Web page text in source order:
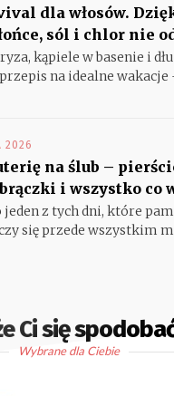
dla włosów.
sól i chlor nie
kąpiele w basenie i
na idealne wakacje
2026
na ślub –
i wszystko co
jeden z tych dni, które
się przede wszystkim
Ci się
Wybrane dla Ciebie